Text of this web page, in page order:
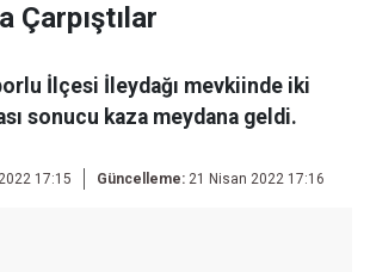
Çarpıştılar
İlçesi İleydağı mevkiinde iki
sonucu kaza meydana geldi.
17:15 Güncelleme: 21 Nisan 2022 17:16